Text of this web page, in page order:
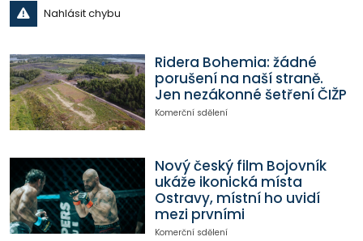
Nahlásit chybu
Ridera Bohemia: žádné
porušení na naší straně.
Jen nezákonné šetření ČIŽP
Komerční sdělení
Nový český film Bojovník
ukáže ikonická místa
Ostravy, místní ho uvidí
mezi prvními
Komerční sdělení